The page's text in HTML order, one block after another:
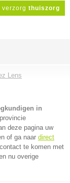
verzorg thuiszorg
Lens
in
deze pagina uw
of ga naar direct
te komen met
nu overige